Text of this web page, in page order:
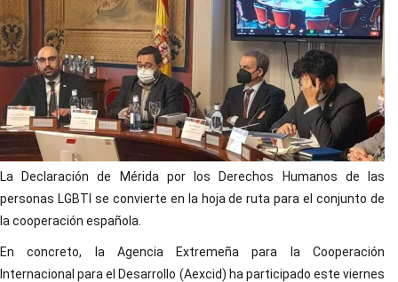
La Declaración de Mérida por los Derechos Humanos de las
personas LGBTI se convierte en la hoja de ruta para el conjunto de
la cooperación española.
En concreto, la Agencia Extremeña para la Cooperación
Internacional para el Desarrollo (Aexcid) ha participado este viernes